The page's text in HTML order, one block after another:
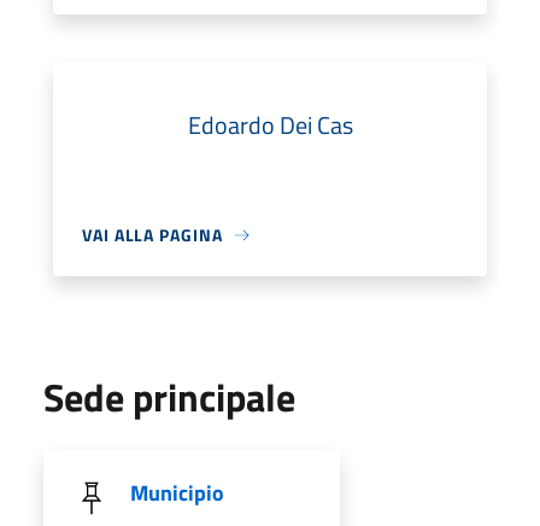
Edoardo Dei Cas
VAI ALLA PAGINA
Sede principale
Municipio